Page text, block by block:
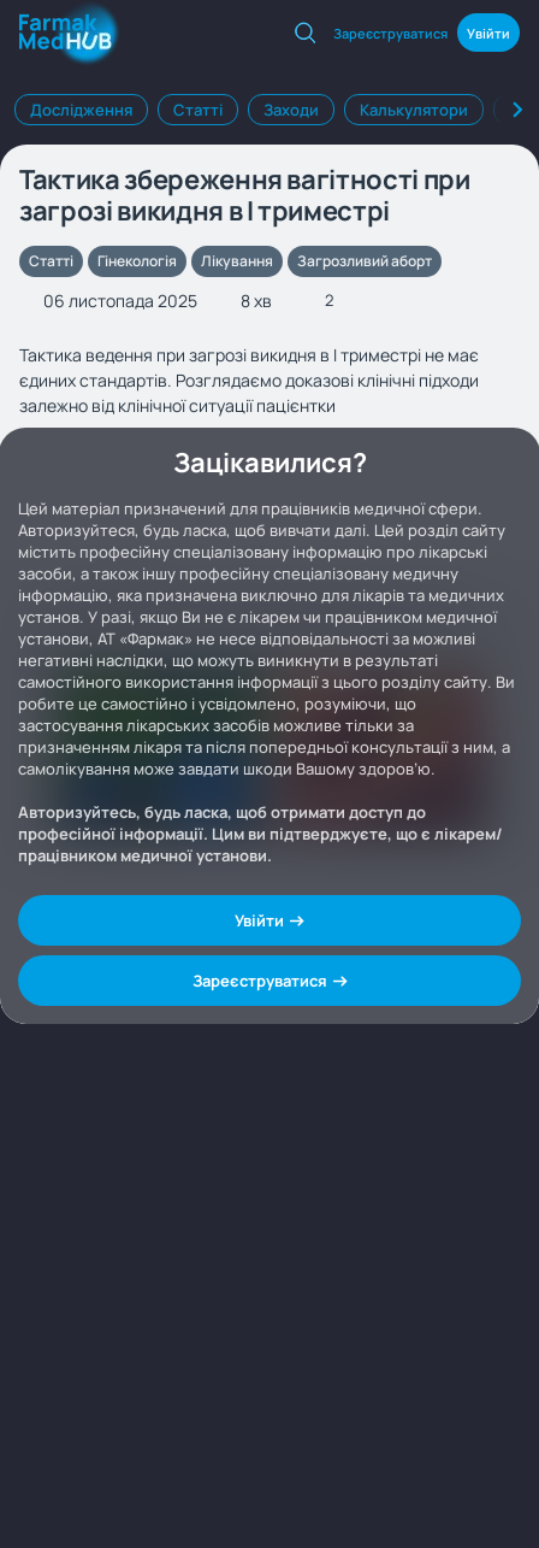
Зареєструватися Увійти
Дослідження Статті Заходи Калькулятори
Тактика збереження вагітності при
загрозі викидня в I триместрі
Статті Гінекологія Лікування Загрозливий аборт
06 листопада 2025 8 хв 2
Тактика ведення при загрозі викидня в I триместрі не має
єдиних стандартів. Розглядаємо доказові клінічні підходи
залежно від клінічної ситуації пацієнтки
Зацікавилися?
Цей матеріал призначений для працівників медичної сфери.
Авторизуйтеся, будь ласка, щоб вивчати далі. Цей розділ сайту
містить професійну спеціалізовану інформацію про лікарські
засоби, а також іншу професійну спеціалізовану медичну
інформацію, яка призначена виключно для лікарів та медичних
установ. У разі, якщо Ви не є лікарем чи працівником медичної
установи, АТ «Фармак» не несе відповідальності за можливі
негативні наслідки, що можуть виникнути в результаті
самостійного використання інформації з цього розділу сайту. Ви
робите це самостійно і усвідомлено, розуміючи, що
застосування лікарських засобів можливе тільки за
призначенням лікаря та після попередньої консультації з ним, а
самолікування може завдати шкоди Вашому здоров’ю.
Авторизуйтесь, будь ласка, щоб отримати доступ до
професійної інформації. Цим ви підтверджуєте, що є лікарем/
працівником медичної установи.
Увійти
Зареєструватися